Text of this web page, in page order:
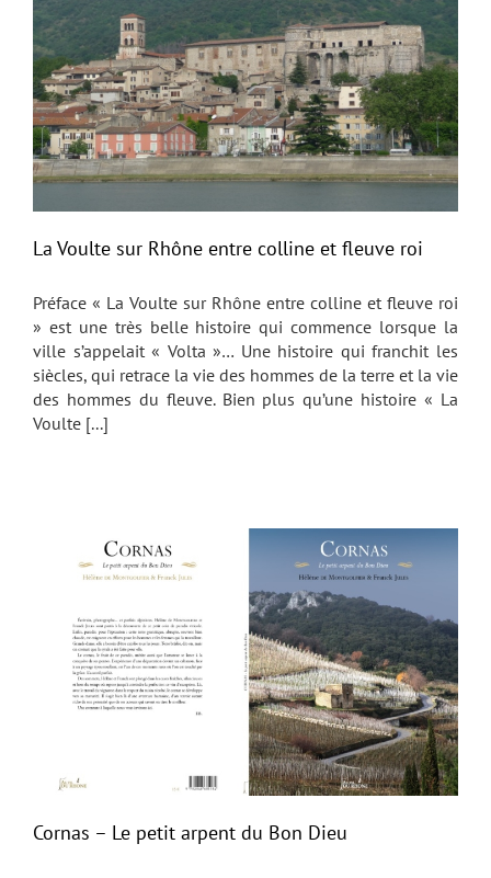
La Voulte sur Rhône entre colline et fleuve roi
Préface « La Voulte sur Rhône entre colline et fleuve roi
» est une très belle histoire qui commence lorsque la
ville s’appelait « Volta »… Une histoire qui franchit les
siècles, qui retrace la vie des hommes de la terre et la vie
des hommes du fleuve. Bien plus qu’une histoire « La
Voulte [...]
Cornas – Le petit arpent du Bon Dieu